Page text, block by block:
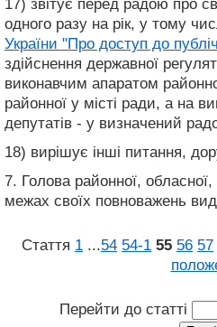
17) звітує перед радою про
одного разу на рік, у тому
України "Про доступ до
здійснення державної
виконавчим апаратом
районної у місті ради, а на
депутатів - у визначений
18) вирішує інші питання,
7. Голова районної,
межах своїх повноважень
Стаття 1 ...54 54‑1 55 56 57
Перейти до статті